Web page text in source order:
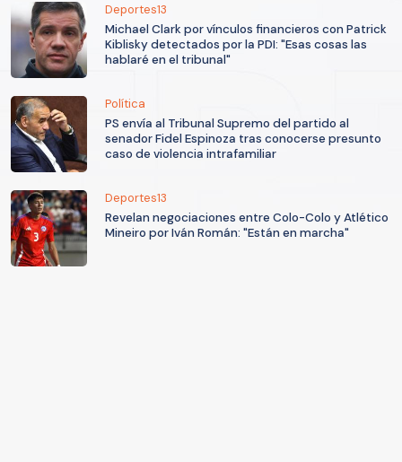
Deportes13
Michael Clark por vínculos financieros con Patrick
Kiblisky detectados por la PDI: "Esas cosas las
hablaré en el tribunal"
Política
PS envía al Tribunal Supremo del partido al
senador Fidel Espinoza tras conocerse presunto
caso de violencia intrafamiliar
Deportes13
Revelan negociaciones entre Colo-Colo y Atlético
Mineiro por Iván Román: "Están en marcha"